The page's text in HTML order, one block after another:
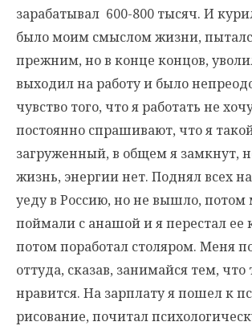
зарабатывал 600-800 тысяч. И
было моим смыслом жизни,
прежним, но в конце концов,
выходил на работу и было
чувство того, что я работать не
постоянно спрашивают, что я
загруженный, в общем я замкнут,
жизнь, энергии нет. Поднял всех
уеду в Россию, но не вышло, потом
поймали с анашой и я перестал ее
потом поработал столяром. Меня
оттуда, сказав, занимайся тем, что
нравится. На зарплату я пошел к
рисование, почитал